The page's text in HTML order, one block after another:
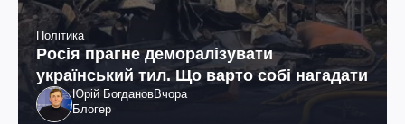
Політика
Росія прагне деморалізувати
український тил. Що варто собі нагадати
Юрій БогдановВчора
Блогер